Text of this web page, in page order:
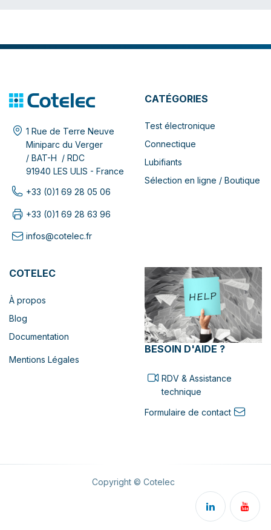
1 Rue de Terre Neuve
Miniparc du Verger
/ BAT-H / RDC
91940 LES ULIS - France
+33 (0)1 69 28 05 06
+33 (0)1 69 28 63 96
infos@cotelec.fr
CATÉGORIES
Test électronique
Connectique
Lubifiants
Sélection en ligne / Boutique
COTELEC
À propos
Blog
Documentation
Mentions Légales
BESOIN D'AIDE ?
RDV & Assistance
technique
Formulaire de contact
Copyright © Cotelec